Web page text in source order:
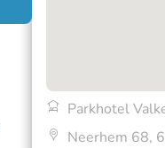
Parkhotel
Neerhem 68,